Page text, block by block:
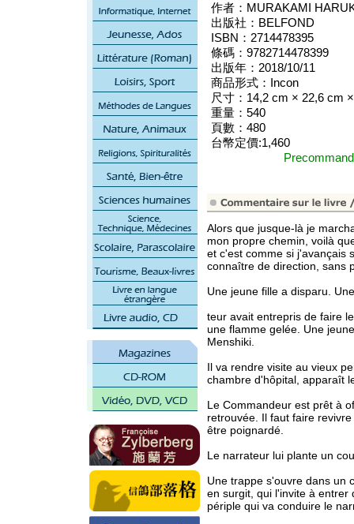
作者：MURAKAMI
出版社：BELFOND
ISBN：2714478395
條碼：9782714478399
出版年：2018/10/11
商品形式：Incon
尺寸：14,2 cm × 22,6 cm
重量：540
頁數：480
台幣定價:1,460
Alors que jusque-là je
mon propre chemin, voilà
et c'est comme si j'avançais
connaître de direction, sans
Une jeune fille a disparu.
teur avait entrepris de faire
une flamme gelée. Une
Menshiki.
Il va rendre visite au vieux
chambre d'hôpital, apparaît
Le Commandeur est prêt à
retrouvée. Il faut faire
être poignardé.
Le narrateur lui plante un
Une trappe s'ouvre dans un
en surgit, qui l'invite à entrer
périple qui va conduire le